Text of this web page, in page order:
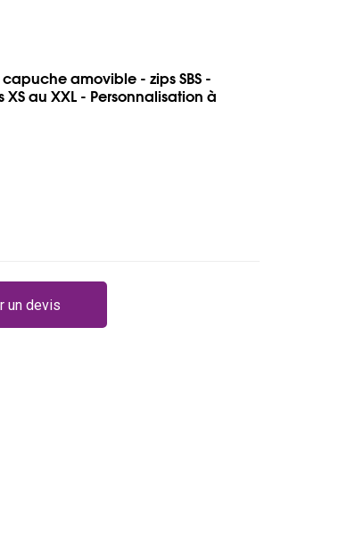
amovible - zips SBS -
au XXL - Personnalisation à
un devis